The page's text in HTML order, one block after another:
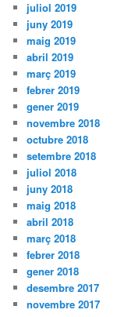
juliol 2019
juny 2019
maig 2019
abril 2019
març 2019
febrer 2019
gener 2019
novembre 2018
octubre 2018
setembre 2018
juliol 2018
juny 2018
maig 2018
abril 2018
març 2018
febrer 2018
gener 2018
desembre 2017
novembre 2017